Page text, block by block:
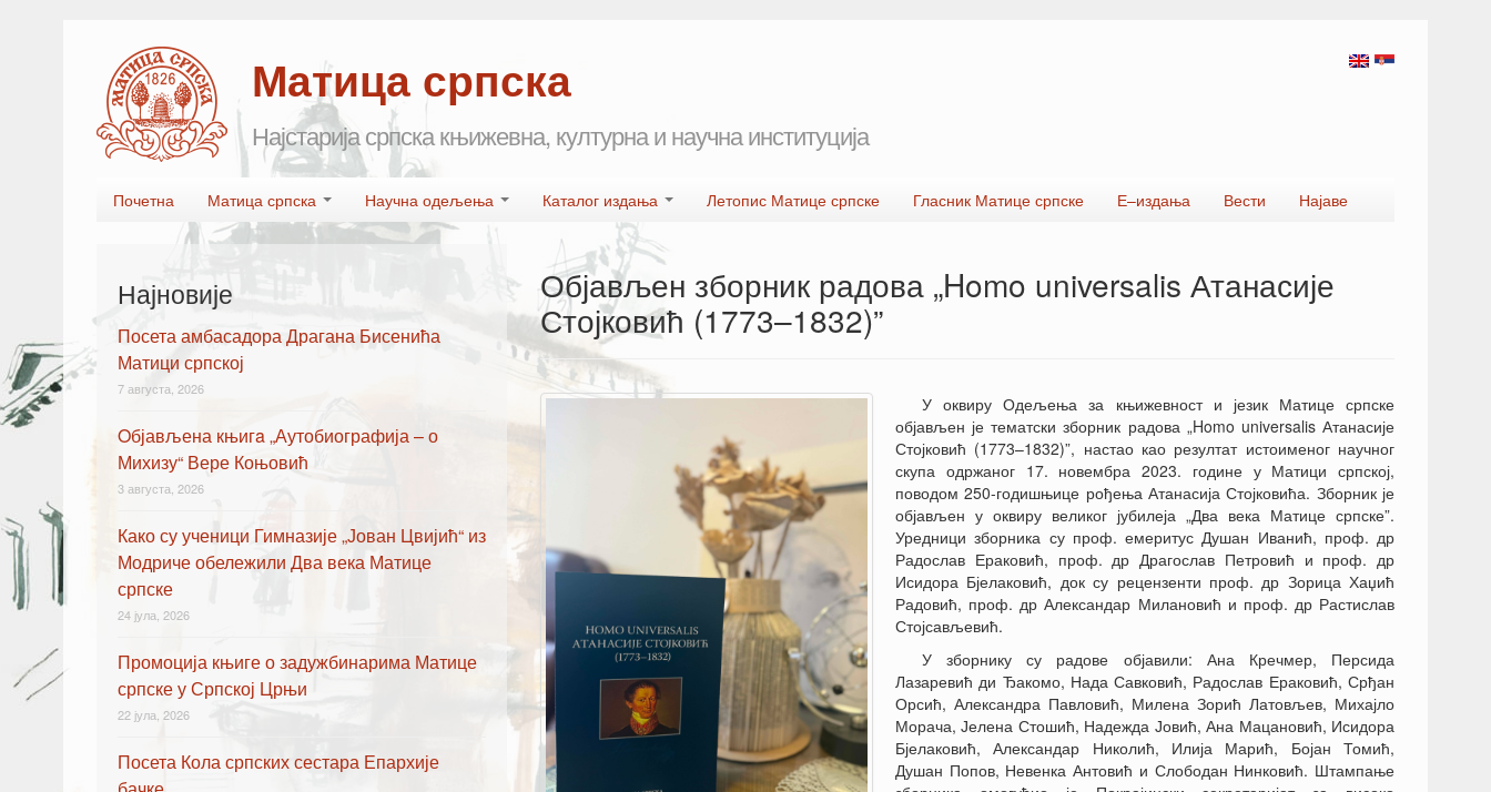
Матица српска
Најстарија српска књижевна, културна и научна институција
Main menu
Почетна Матица српска Научна одељења Каталог издања Летопис Матице српске Гласник Матице српске Е–издања Вести Најаве
Објављен зборник радова „Homo universalis Атанасије
Стојковић (1773–1832)”
У оквиру Одељења за књижевност и језик Матице српске
објављен је тематски зборник радова „Homo universalis Атанасије
Стојковић (1773–1832)”, настао као резултат истоименог научног
скупа одржаног 17. новембра 2023. године у Матици српској,
поводом 250-годишњице рођења Атанасија Стојковића. Зборник је
објављен у оквиру великог јубилеја „Два века Матице српске”.
Уредници зборника су проф. емеритус Душан Иванић, проф. др
Радослав Ераковић, проф. др Драгослав Петровић и проф. др
Исидора Бјелаковић, док су рецензенти проф. др Зорица Хаџић
Радовић, проф. др Александар Милановић и проф. др Растислав
Стојсављевић.
У зборнику су радове објавили: Ана Кречмер, Персида
Лазаревић ди Ђакомо, Нада Савковић, Радослав Ераковић, Срђан
Орсић, Александра Павловић, Милена Зорић Латовљев, Михајло
Морача, Јелена Стошић, Надежда Јовић, Ана Мацановић, Исидора
Бјелаковић, Александар Николић, Илија Марић, Бојан Томић,
Душан Попов, Невенка Антовић и Слободан Нинковић. Штампање
Најновије
Посета амбасадора Драгана Бисенића
Матици српској
7 августа, 2026
Oбјављена књигa „Аутобиографија – о
Михизу“ Вере Коњовић
3 августа, 2026
Како су ученици Гимназије „Јован Цвијић“ из
Модриче обележили Два века Матице
српске
24 јула, 2026
Промоција књиге о задужбинарима Матице
српске у Српској Црњи
22 јула, 2026
Посета Кола српских сестара Епархије